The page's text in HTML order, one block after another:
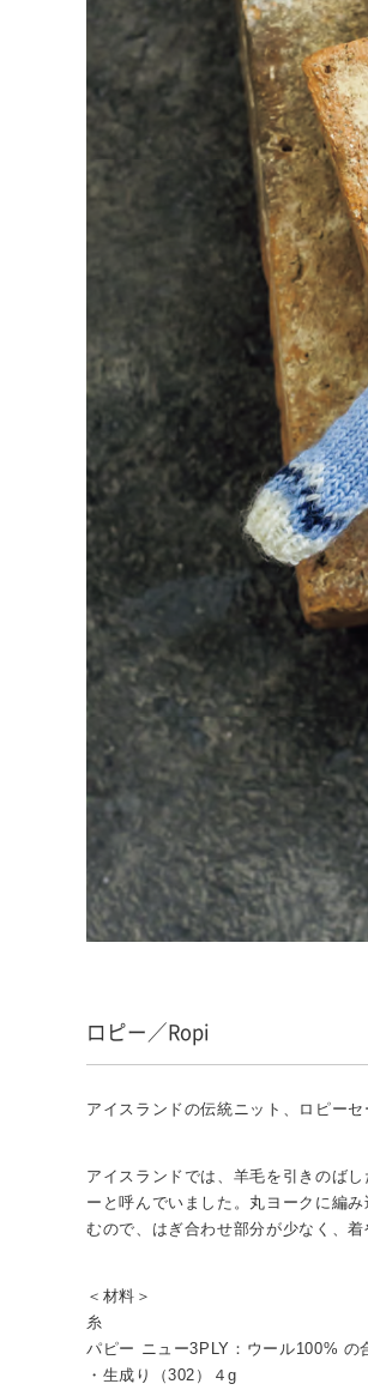
ロピー／Ropi
アイスランドの伝統ニット、ロピーセ
アイスランドでは、羊毛を引きのば
ーと呼んでいました。丸ヨークに編
むので、はぎ合わせ部分が少なく、着
＜材料＞
糸
パピー ニュー3PLY：ウール100% の
・生成り（302）４g